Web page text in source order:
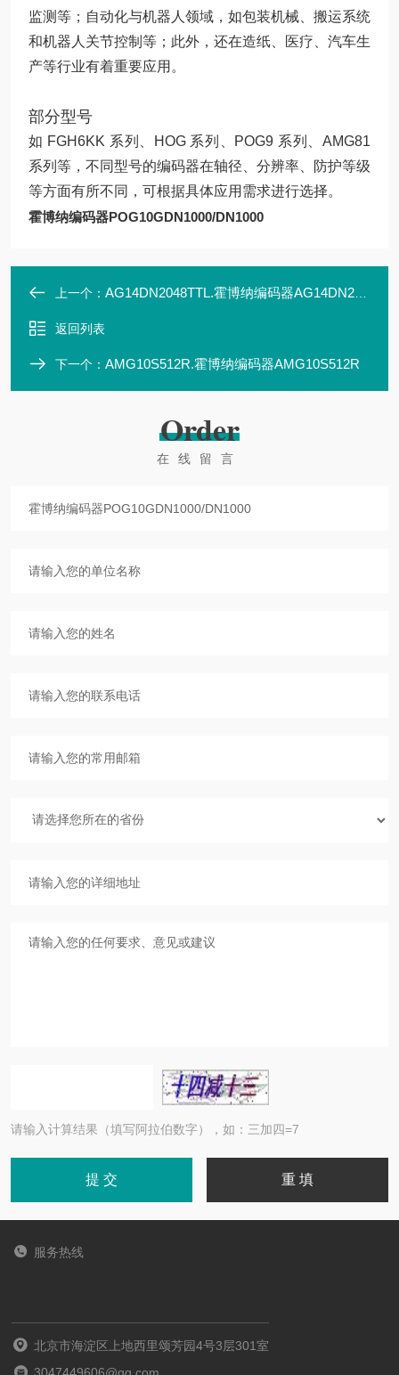
监测等；自动化与机器人领域，如包装机械、搬运系统
和机器人关节控制等；此外，还在造纸、医疗、汽车生
产等行业有着重要应用。
部分型号
如 FGH6KK 系列、HOG 系列、POG9 系列、AMG81
系列等，不同型号的编码器在轴径、分辨率、防护等级
等方面有所不同，可根据具体应用需求进行选择。
霍博纳编码器POG10GDN1000/DN1000
上一个： AG14DN2048TTL.霍博纳编码器AG14DN2048TTL
返回列表
下一个： AMG10S512R.霍博纳编码器AMG10S512R
Order
在线留言
请输入计算结果（填写阿拉伯数字），如：三加四=7
服务热线
北京市海淀区上地西里颂芳园4号3层301室